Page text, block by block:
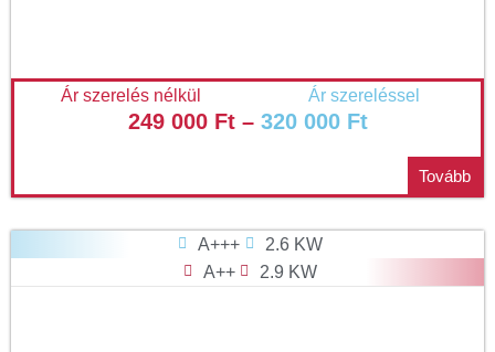
Ár szerelés nélkül Ár szereléssel
249 000 Ft– 320 000 Ft
Tovább
A+++
2.6 KW
A++
2.9 KW